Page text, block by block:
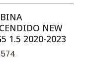
NEW
1.5 2020-2023